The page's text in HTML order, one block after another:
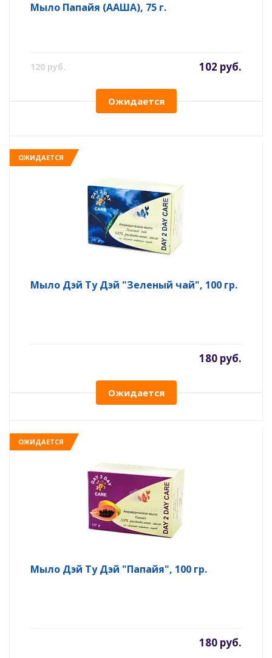
Мыло Папайя (ААША), 75 г.
120 руб. 102 руб.
Ожидается
ОЖИДАЕТСЯ
Мыло Дэй Ту Дэй "Зеленый чай", 100 гр.
180 руб.
Ожидается
ОЖИДАЕТСЯ
Мыло Дэй Ту Дэй "Папайя", 100 гр.
180 руб.